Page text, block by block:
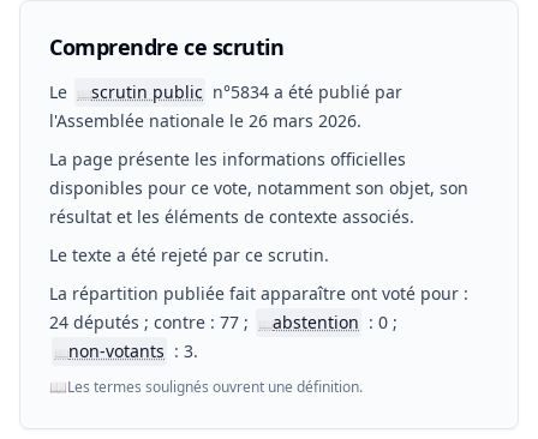
Comprendre ce scrutin
Le 📖scrutin public n°5834 a été publié par
l'Assemblée nationale le 26 mars 2026.
La page présente les informations officielles
disponibles pour ce vote, notamment son objet, son
résultat et les éléments de contexte associés.
Le texte a été rejeté par ce scrutin.
La répartition publiée fait apparaître ont voté pour :
24 députés ; contre : 77 ;
📖abstention : 0 ;
📖non-votants : 3.
📖Les termes soulignés ouvrent une définition.